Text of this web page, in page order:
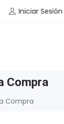
Iniciar Sesión
Compra
Compra